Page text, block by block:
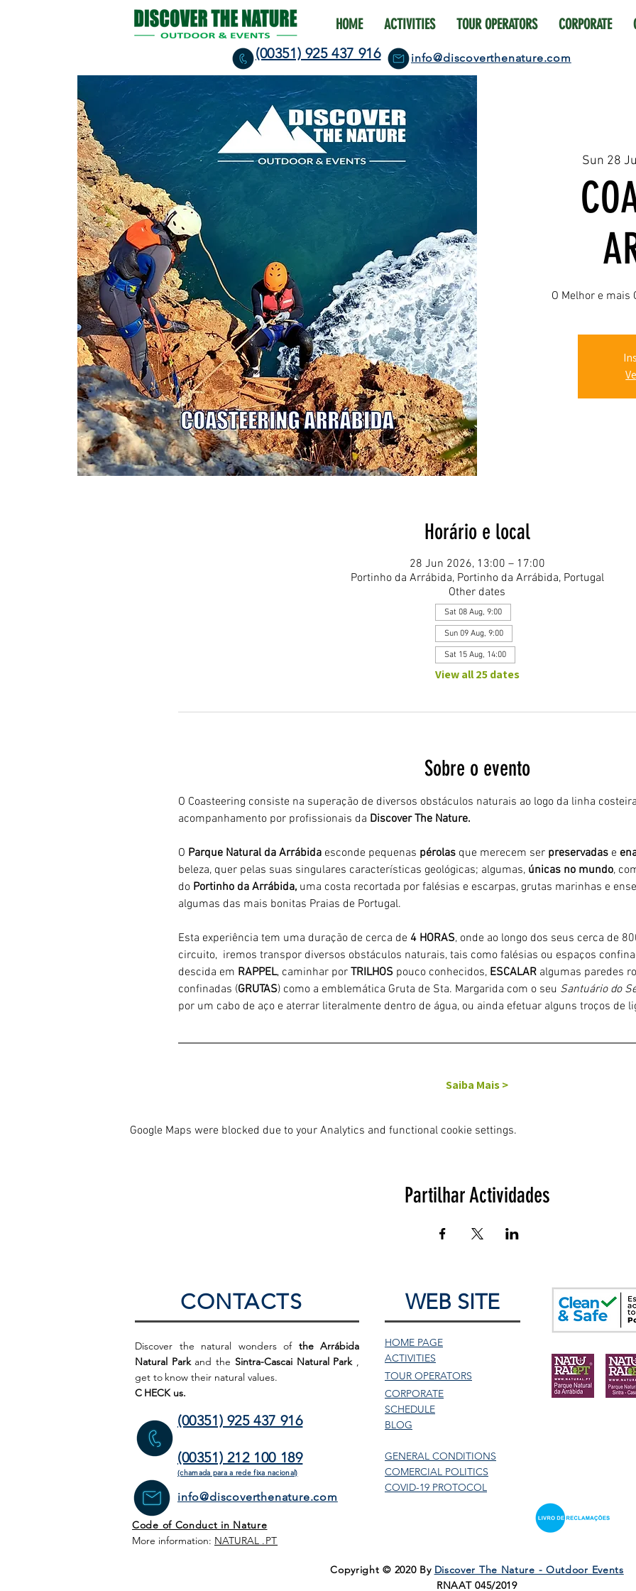
HOME ACTIVITIES TOUR OPERATORS CORPORATE
(00351) 925 437 916 info@discoverthenature.com
Sun 28
O Melhor e mais
Horário e local
28 Jun 2026, 13:00 – 17:00
Portinho da Arrábida, Portinho da Arrábida, Portugal
Other dates
Sat 08 Aug, 9:00
Sun 09 Aug, 9:00
Sat 15 Aug, 14:00
View all 25 dates
Sobre o evento
O Coasteering consiste na superação de diversos obstáculos naturais ao logo da linha
acompanhamento por profissionais da Discover The Nature.
O Parque Natural da Arrábida esconde pequenas pérolas que merecem ser preservadas e
beleza, quer pelas suas singulares características geológicas; algumas, únicas no mundo,
do Portinho da Arrábida, uma costa recortada por falésias e escarpas, grutas marinhas e
algumas das mais bonitas Praias de Portugal.
Esta experiência tem uma duração de cerca de 4 HORAS, onde ao longo dos seus cerca de
circuito,  iremos transpor diversos obstáculos naturais, tais como falésias ou espaços
descida em RAPPEL, caminhar por TRILHOS pouco conhecidos, ESCALAR algumas paredes
confinadas (GRUTAS) como a emblemática Gruta de Sta. Margarida com o seu Santuário do
por um cabo de aço e aterrar literalmente dentro de água, ou ainda efetuar alguns troços de
Saiba Mais >
Google Maps were blocked due to your Analytics and functional cookie settings.
Partilhar Actividades
CONTACTS
Discover the natural wonders of the Arrábida
Natural Parkand the Sintra-Cascai Natural Park,
get to know their natural values.
C HECK us.
(00351) 925 437 916
(00351) 212 100 189
(chamada para a rede fixa nacional)
info@discoverthenature.com
Code of Conduct in Nature
More information: NATURAL .PT
WEB SITE
HOME PAGE
ACTIVITIES
TOUR OPERATORS
CORPORATE
SCHEDULE
BLOG
GENERAL CONDITIONS
COMERCIAL POLITICS
COVID-19 PROTOCOL
Copyright © 2020 By Discover The Nature - Outdoor Events
RNAAT 045/2019